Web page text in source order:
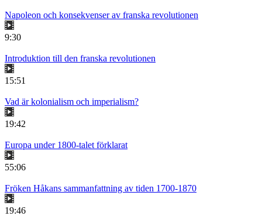
Napoleon och konsekvenser av franska revolutionen
9:30
Introduktion till den franska revolutionen
15:51
Vad är kolonialism och imperialism?
19:42
Europa under 1800-talet förklarat
55:06
Fröken Håkans sammanfattning av tiden 1700-1870
19:46